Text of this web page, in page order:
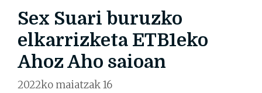
Sex Suari buruzko
elkarrizketa ETB1eko
Ahoz Aho saioan
2022ko maiatzak 16